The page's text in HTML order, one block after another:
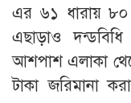
এর ৬১ ধারায় ৮০
এছাড়াও
আশপাশ এলাকা
টাকা জরিমানা